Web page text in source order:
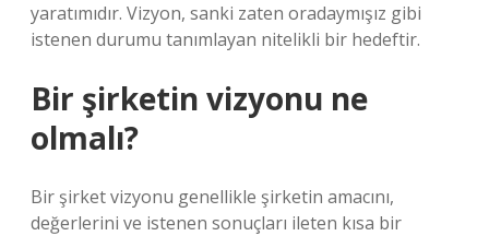
yaratımıdır. Vizyon, sanki zaten oradaymışız gibi
istenen durumu tanımlayan nitelikli bir hedeftir.
Bir şirketin vizyonu ne
olmalı?
Bir şirket vizyonu genellikle şirketin amacını,
değerlerini ve istenen sonuçları ileten kısa bir